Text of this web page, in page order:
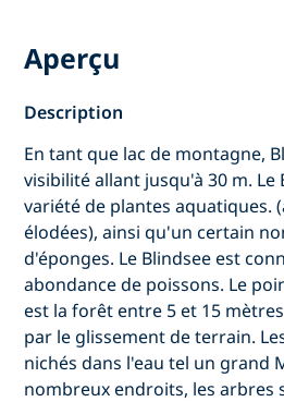
Aperçu
Description
En tant que lac de montagne,
visibilité allant jusqu'à 30 m.
variété de plantes aquatiques.
élodées), ainsi qu'un certain
d'éponges. Le Blindsee est
abondance de poissons. Le
est la forêt entre 5 et 15
par le glissement de terrain.
nichés dans l'eau tel un grand
nombreux endroits, les arbres